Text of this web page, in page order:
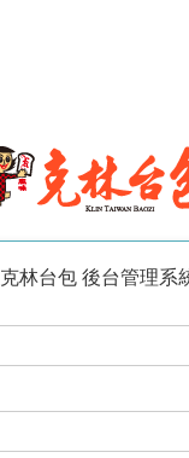
克林台包 後台管理系